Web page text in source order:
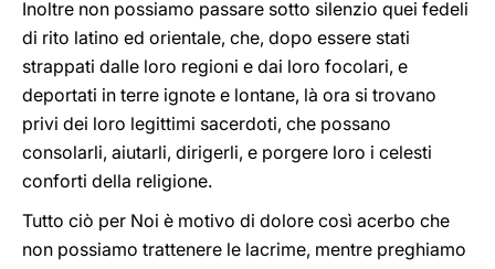
Inoltre non possiamo passare sotto silenzio quei fedeli
di rito latino ed orientale, che, dopo essere stati
strappati dalle loro regioni e dai loro focolari, e
deportati in terre ignote e lontane, là ora si trovano
privi dei loro legittimi sacerdoti, che possano
consolarli, aiutarli, dirigerli, e porgere loro i celesti
conforti della religione.
Tutto ciò per Noi è motivo di dolore così acerbo che
non possiamo trattenere le lacrime, mentre preghiamo